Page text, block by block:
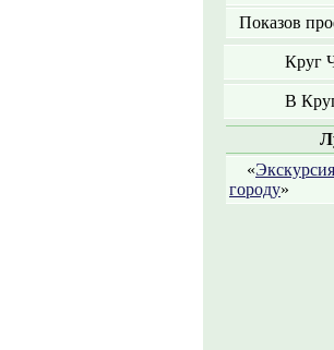
Показов
Круг
В
«
городу»